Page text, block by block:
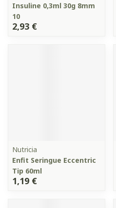
Insuline 0,3ml 30g 8mm
10
2,93 €
Nutricia
Enfit Seringue Eccentric
Tip 60ml
1,19 €